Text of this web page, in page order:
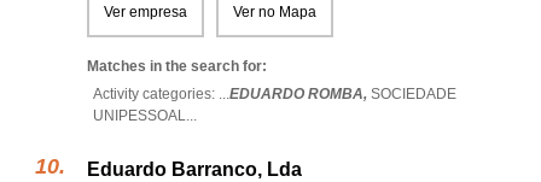
Ver empresa Ver no Mapa
Matches in the search for:
Activity categories: ...EDUARDO ROMBA, SOCIEDADE
UNIPESSOAL...
Eduardo Barranco, Lda